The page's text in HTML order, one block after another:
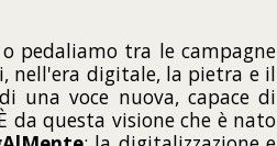
pedaliamo tra le campagne
nell'era digitale, la pietra e il
una voce nuova, capace di
da questa visione che è nato